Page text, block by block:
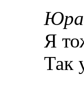
Юра
Я
Так